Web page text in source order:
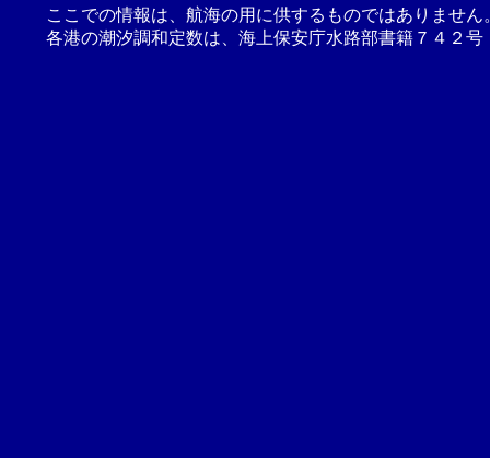
ここでの情報は、航海の用に供するものではありませ
各港の潮汐調和定数は、海上保安庁水路部書籍７４２